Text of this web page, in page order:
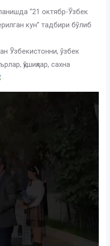
“21 октябр-Ўзбек
кун” тадбири бўлиб
Ўзбекистонни, ўзбек
қўшиқлар, сахна